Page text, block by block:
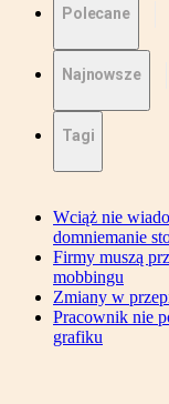
Polecane
Najnowsze
Tagi
Wciąż nie
domniemanie
Firmy muszą
mobbingu
Zmiany w
Pracownik nie
grafiku